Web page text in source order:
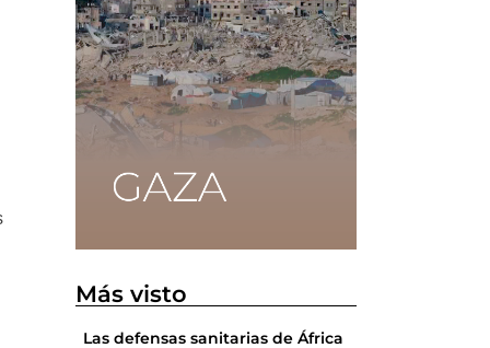
Más visto
Las defensas sanitarias de África